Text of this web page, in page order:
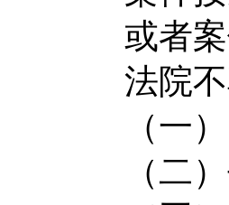
或者
法院
（一
（二